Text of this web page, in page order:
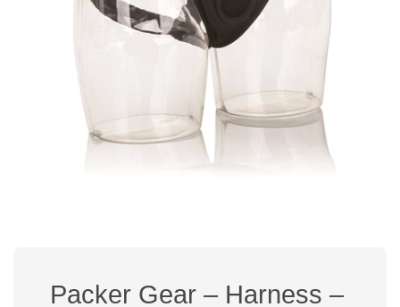
Packer Gear – Harness –